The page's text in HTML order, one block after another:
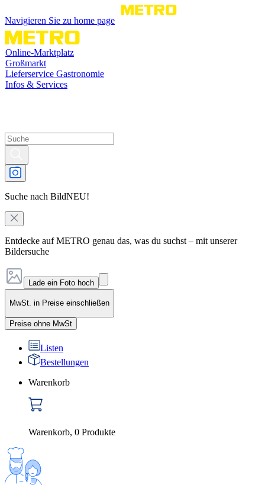
Navigieren Sie zu home page
Online-Marktplatz
Großmarkt
Lieferservice Gastronomie
Infos & Services
Suche nach BildNEU!
Entdecke auf METRO genau das, was du suchst – mit unserer
Bildersuche
Lade ein Foto hoch
MwSt. in Preise einschließen
Preise ohne MwSt
Listen
Bestellungen
Warenkorb
Warenkorb, 0 Produkte